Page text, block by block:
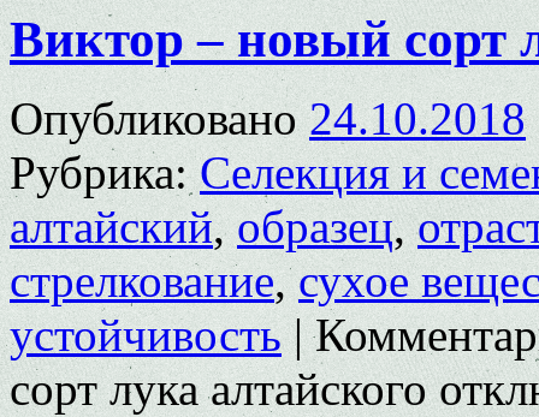
Виктор – новый сорт
Опубликовано 24.10.2018
Рубрика: Селекция и
алтайский,образец,
стрелкование,сухое
устойчивость |
сорт лука алтайского